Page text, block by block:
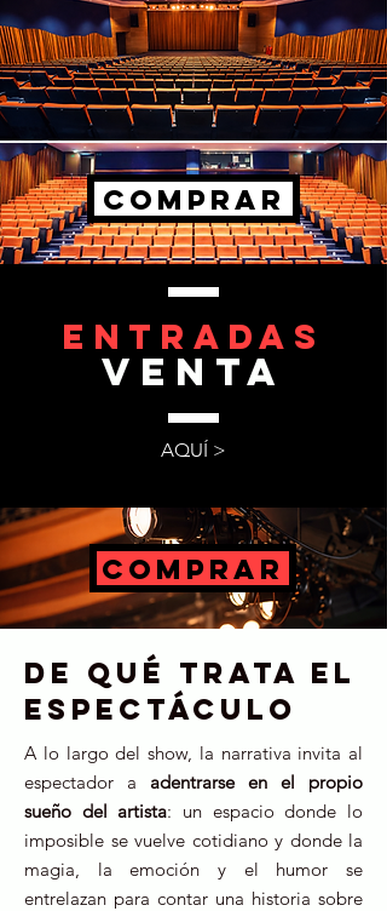
COMPRAR
ENTRADAS
VENTA
AQUÍ >
COMPRAR
De qué trata el
espectáculo
A lo largo del show, la narrativa invita al
espectador a adentrarse en el propio
sueño del artista: un espacio donde lo
imposible se vuelve cotidiano y donde la
magia, la emoción y el humor se
entrelazan para contar una historia sobre